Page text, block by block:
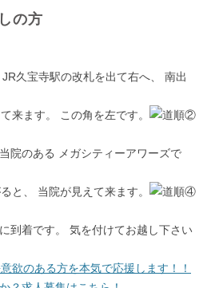
の方
久宝寺駅の改札を出て右へ、 南出
来ます。 この角を左です。
院のある メガシティーアワーズで
と、 当院が見えて来ます。
到着です。 気を付けてお越し下さい